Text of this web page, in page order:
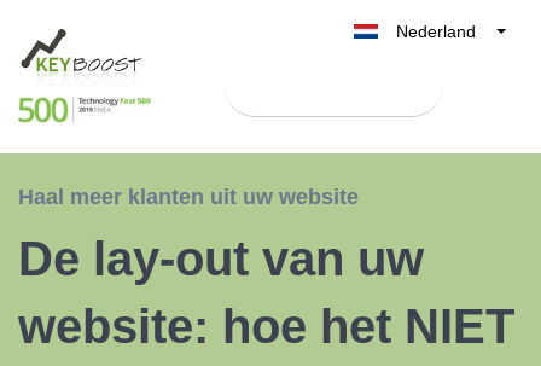
Nederland
België
España
Haal meer klanten uit uw website
De lay-out van uw
website: hoe het NIET